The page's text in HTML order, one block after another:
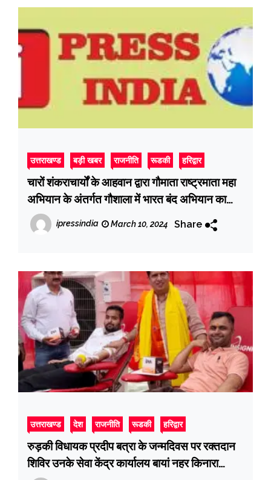
उत्तराखण्ड बड़ी खबर राजनीति रूडकी हरिद्वार
चारों शंकराचार्यों के आहवान द्वारा गौमाता राष्ट्रमाता महा
अभियान के अंतर्गत गौशाला में भारत बंद अभियान का
किया गया समर्थन
ipressindia March 10, 2024 Share
उत्तराखण्ड देश राजनीति रूडकी हरिद्वार
रुड़की विधायक प्रदीप बत्रा के जन्मदिवस पर रक्तदान
शिविर उनके सेवा केंद्र कार्यालय बायां नहर किनारा